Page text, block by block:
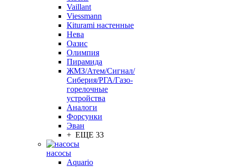
Vaillant
Viessmann
Кiturami настенные
Нева
Оазис
Олимпия
Пирамида
ЖМЗ/Атем/Сигнал/
Сиберия/РГА/Газо-
горелочные
устройства
Aналоги
Форсунки
Эван
+ ЕЩЕ 33
насосы
Aquario